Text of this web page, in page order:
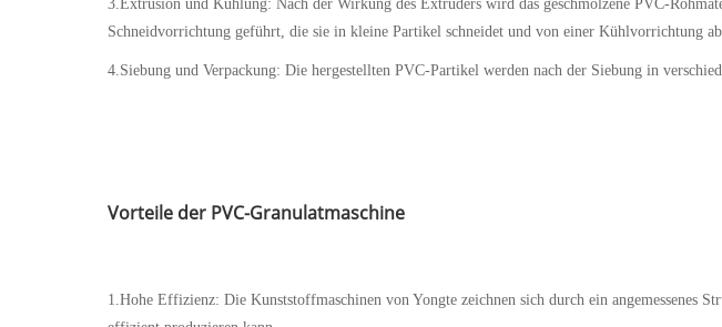
3.Extrusion und Kühlung: Nach der Wirkung des Extruders wird das geschmolzene PVC-
Schneidvorrichtung geführt, die sie in kleine Partikel schneidet und von einer Kühlvorrichtung
4.Siebung und Verpackung: Die hergestellten PVC-Partikel werden nach der Siebung in
Vorteile der PVC-Granulatmaschine
1.Hohe Effizienz: Die Kunststoffmaschinen von Yongte zeichnen sich durch ein angemessenes